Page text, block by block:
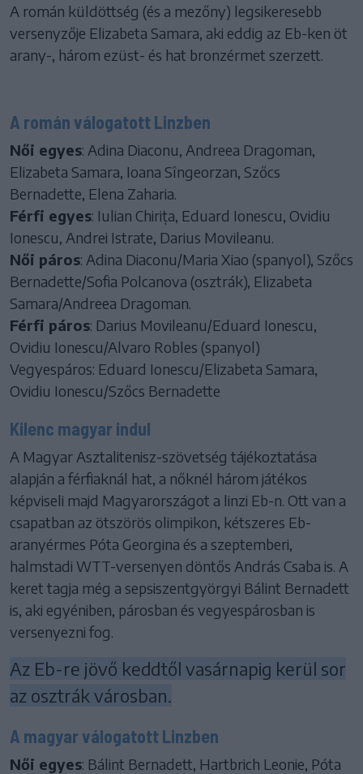
A román küldöttség (és a mezőny) legsikeresebb
versenyzője Elizabeta Samara, aki eddig az Eb-ken öt
arany-, három ezüst- és hat bronzérmet szerzett.
A román válogatott Linzben
Női egyes: Adina Diaconu, Andreea Dragoman,
Elizabeta Samara, Ioana Sîngeorzan, Szőcs
Bernadette, Elena Zaharia.
Férfi egyes: Iulian Chirița, Eduard Ionescu, Ovidiu
Ionescu, Andrei Istrate, Darius Movileanu.
Női páros: Adina Diaconu/Maria Xiao (spanyol), Szőcs
Bernadette/Sofia Polcanova (osztrák), Elizabeta
Samara/Andreea Dragoman.
Férfi páros: Darius Movileanu/Eduard Ionescu,
Ovidiu Ionescu/Alvaro Robles (spanyol)
Vegyespáros: Eduard Ionescu/Elizabeta Samara,
Ovidiu Ionescu/Szőcs Bernadette
Kilenc magyar indul
A Magyar Asztalitenisz-szövetség tájékoztatása
alapján a férfiaknál hat, a nőknél három játékos
képviseli majd Magyarországot a linzi Eb-n. Ott van a
csapatban az ötszörös olimpikon, kétszeres Eb-
aranyérmes Póta Georgina és a szeptemberi,
halmstadi WTT-versenyen döntős András Csaba is. A
keret tagja még a sepsiszentgyörgyi Bálint Bernadett
is, aki egyéniben, párosban és vegyespárosban is
versenyezni fog.
Az Eb-re jövő keddtől vasárnapig kerül sor
az osztrák városban.
A magyar válogatott Linzben
Női egyes: Bálint Bernadett, Hartbrich Leonie, Póta